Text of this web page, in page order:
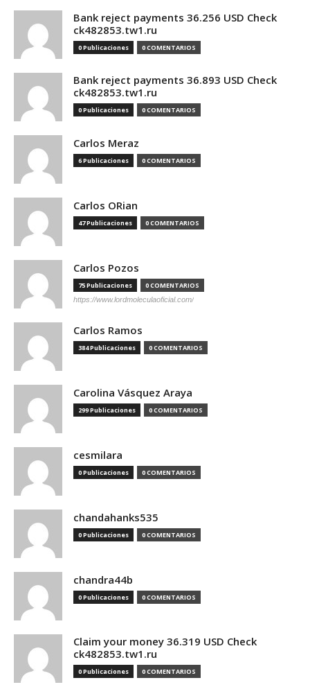
Bank reject payments 36.256 USD Check
ck482853.tw1.ru
0 Publicaciones 0 COMENTARIOS
Bank reject payments 36.893 USD Check
ck482853.tw1.ru
0 Publicaciones 0 COMENTARIOS
Carlos Meraz
6 Publicaciones 0 COMENTARIOS
Carlos ORian
47 Publicaciones 0 COMENTARIOS
Carlos Pozos
75 Publicaciones 0 COMENTARIOS
https://www.lordmoleculaoficial.com/
Carlos Ramos
384 Publicaciones 0 COMENTARIOS
Carolina Vásquez Araya
299 Publicaciones 0 COMENTARIOS
cesmilara
0 Publicaciones 0 COMENTARIOS
chandahanks535
0 Publicaciones 0 COMENTARIOS
chandra44b
0 Publicaciones 0 COMENTARIOS
Claim your money 36.319 USD Check
ck482853.tw1.ru
0 Publicaciones 0 COMENTARIOS